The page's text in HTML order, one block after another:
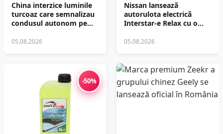
China interzice luminile
turcoaz care semnalizau
condusul autonom pe
05.08.2026
Nissan lansează
autorulota electrică
Interstar-e Relax cu o
kilometri
05.08.2026
-50%